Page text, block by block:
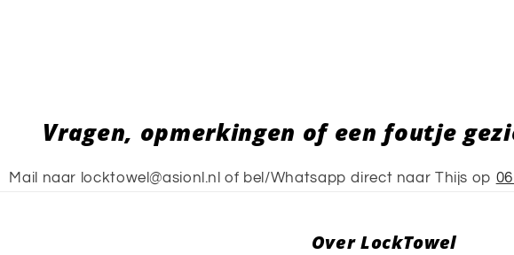
Vragen, opmerkingen of een foutje
Mail naar locktowel@asionl.nl of bel/Whatsapp direct naar Thijs op
Over LockTowel